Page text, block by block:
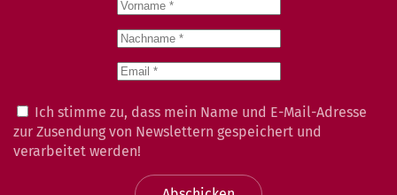
Ich stimme zu, dass mein Name und E-Mail-Adresse
zur Zusendung von Newslettern gespeichert und
verarbeitet werden!